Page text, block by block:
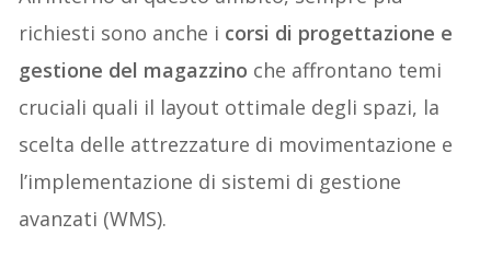
richiesti sono anche i corsi di progettazione e
gestione del magazzino che affrontano temi
cruciali quali il layout ottimale degli spazi, la
scelta delle attrezzature di movimentazione e
l’implementazione di sistemi di gestione
avanzati (WMS).